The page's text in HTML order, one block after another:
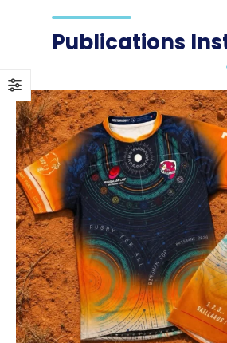
Publications